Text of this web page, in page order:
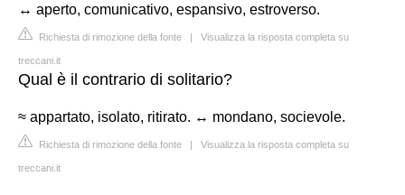
↔ aperto, comunicativo, espansivo, estroverso.
Richiesta di rimozione della fonte | Visualizza la risposta completa su
treccani.it
Qual è il contrario di solitario?
≈ appartato, isolato, ritirato. ↔ mondano, socievole.
Richiesta di rimozione della fonte | Visualizza la risposta completa su
treccani.it